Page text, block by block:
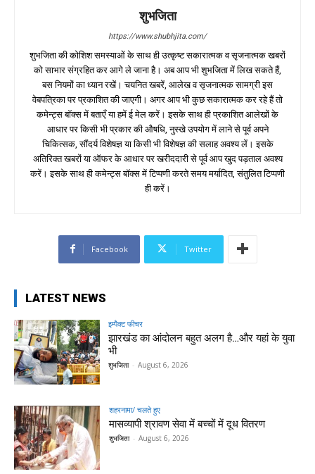
शुभजिता
https://www.shubhjita.com/
शुभजिता की कोशिश समस्याओं के साथ ही उत्कृष्ट सकारात्मक व सृजनात्मक खबरों
को साभार संग्रहित कर आगे ले जाना है। अब आप भी शुभजिता में लिख सकते हैं,
बस नियमों का ध्यान रखें। चयनित खबरें, आलेख व सृजनात्मक सामग्री इस
वेबपत्रिका पर प्रकाशित की जाएगी। अगर आप भी कुछ सकारात्मक कर रहे हैं तो
कमेन्ट्स बॉक्स में बताएँ या हमें ई मेल करें। इसके साथ ही प्रकाशित आलेखों के
आधार पर किसी भी प्रकार की औषधि, नुस्खे उपयोग में लाने से पूर्व अपने
चिकित्सक, सौंदर्य विशेषज्ञ या किसी भी विशेषज्ञ की सलाह अवश्य लें। इसके
अतिरिक्त खबरों या ऑफर के आधार पर खरीददारी से पूर्व आप खुद पड़ताल अवश्य
करें। इसके साथ ही कमेन्ट्स बॉक्स में टिप्पणी करते समय मर्यादित, संतुलित टिप्पणी
ही करें।
Facebook Twitter
LATEST NEWS
इम्पैक्ट फीचर
झारखंड का आंदोलन बहुत अलग है…और यहां के युवा
भी
शुभजिता - August 6, 2026
शहरनामा/ चलते हुए
मासव्यापी श्रावण सेवा में बच्चों में दूध वितरण
शुभजिता - August 6, 2026